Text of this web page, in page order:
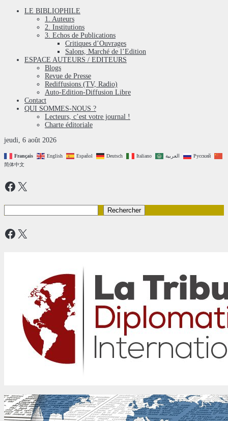
LE BIBLIOPHILE
1. Auteurs
2. Institutions
3. Echos de Publications
Critiques d’Ouvrages
Salons, Marché de l’Edition
ESPACE AUTEURS / EDITEURS
Blogs
Revue de Presse
Rediffusions (TV, Radio)
Auto-Edition-Diffusion Libre
Contact
QUI SOMMES-NOUS ?
Lecteurs, c’est votre journal !
Charte éditoriale
jeudi, 6 août 2026
Français English Español Deutsch Italiano العربية
Русский
简体中文
Facebook
X
Rechercher
Facebook
X
La Tribune Diplomatique Internationale
Dialoguer pour agir ensemble